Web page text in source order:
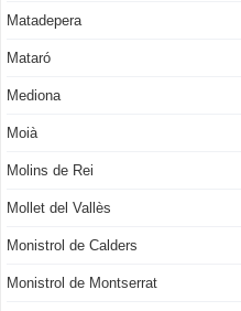
Matadepera
Mataró
Mediona
Moià
Molins de Rei
Mollet del Vallès
Monistrol de Calders
Monistrol de Montserrat